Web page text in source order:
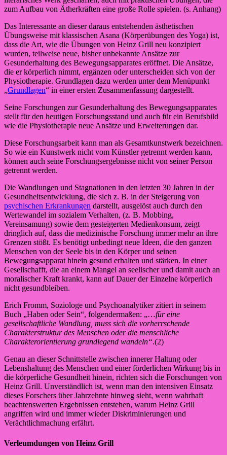
zum Aufbau von Ätherkräften eine große Rolle spielen. (s. Anhang)
Das Interessante an dieser daraus entstehenden ästhetischen
Übungsweise mit klassischen Asana (Körperübungen des Yoga) ist,
dass die Art, wie die Übungen von Heinz Grill neu konzipiert
wurden, teilweise neue, bisher unbekannte Ansätze zur
Gesunderhaltung des Bewegungsapparates eröffnet. Die Ansätze,
die er körperlich nimmt, ergänzen oder unterscheiden sich von der
Physiotherapie. Grundlagen dazu werden unter dem Menüpunkt
„Grundlagen“ in einer ersten Zusammenfassung dargestellt.
Seine Forschungen zur Gesunderhaltung des Bewegungsapparates
stellt für den heutigen Forschungsstand und auch für ein Berufsbild
wie die Physiotherapie neue Ansätze und Erweiterungen dar.
Diese Forschungsarbeit kann man als Gesamtkunstwerk bezeichnen.
So wie ein Kunstwerk nicht vom Künstler getrennt werden kann,
können auch seine Forschungsergebnisse nicht von seiner Person
getrennt werden.
Die Wandlungen und Stagnationen in den letzten 30 Jahren in der
Gesundheitsentwicklung, die sich z. B. in der Steigerung von
psychischen Erkrankungen darstellt, ausgelöst auch durch den
Wertewandel im sozialem Verhalten, (z. B. Mobbing,
Vereinsamung) sowie dem gesteigerten Medienkonsum, zeigt
dringlich auf, dass die medizinische Forschung immer mehr an ihre
Grenzen stößt. Es benötigt unbedingt neue Ideen, die den ganzen
Menschen von der Seele bis in den Körper und seinen
Bewegungsapparat hinein gesund erhalten und stärken. In einer
Gesellschafft, die an einem Mangel an seelischer und damit auch an
moralischer Kraft krankt, kann auf Dauer der Einzelne körperlich
nicht gesundbleiben.
Erich Fromm, Soziologe und Psychoanalytiker zitiert in seinem
Buch „Haben oder Sein“, folgendermaßen: „…für eine
gesellschaftliche Wandlung, muss sich die vorherrschende
Charakterstruktur des Menschen oder die menschliche
Charakterorientierung grundlegend wandeln“.(2)
Genau an dieser Schnittstelle zwischen innerer Haltung oder
Lebenshaltung des Menschen und einer förderlichen Wirkung bis in
die körperliche Gesundheit hinein, richten sich die Forschungen von
Heinz Grill. Unverständlich ist, wenn man den intensiven Einsatz
dieses Forschers über Jahrzehnte hinweg sieht, wenn wahrhaft
beachtenswerten Ergebnissen entstehen, warum Heinz Grill
angriffen wird und immer wieder Diskriminierungen und
Verächtlichmachung erfährt.
Verleumdungen von Heinz Grill